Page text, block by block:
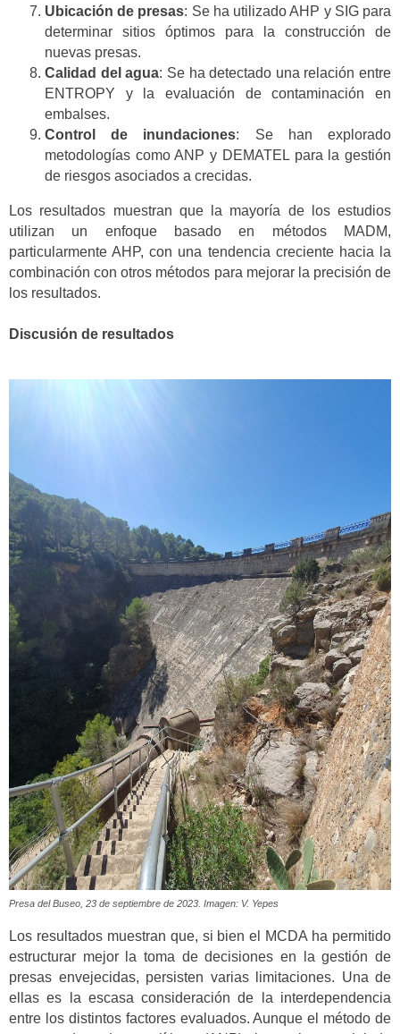
Ubicación de presas: Se ha utilizado AHP y SIG para
determinar sitios óptimos para la construcción de
nuevas presas.
Calidad del agua: Se ha detectado una relación entre
ENTROPY y la evaluación de contaminación en
embalses.
Control de inundaciones: Se han explorado
metodologías como ANP y DEMATEL para la gestión
de riesgos asociados a crecidas.
Los resultados muestran que la mayoría de los estudios
utilizan un enfoque basado en métodos MADM,
particularmente AHP, con una tendencia creciente hacia la
combinación con otros métodos para mejorar la precisión de
los resultados.
Discusión de resultados
Presa del Buseo, 23 de septiembre de 2023. Imagen: V. Yepes
Los resultados muestran que, si bien el MCDA ha permitido
estructurar mejor la toma de decisiones en la gestión de
presas envejecidas, persisten varias limitaciones. Una de
ellas es la escasa consideración de la interdependencia
entre los distintos factores evaluados. Aunque el método de